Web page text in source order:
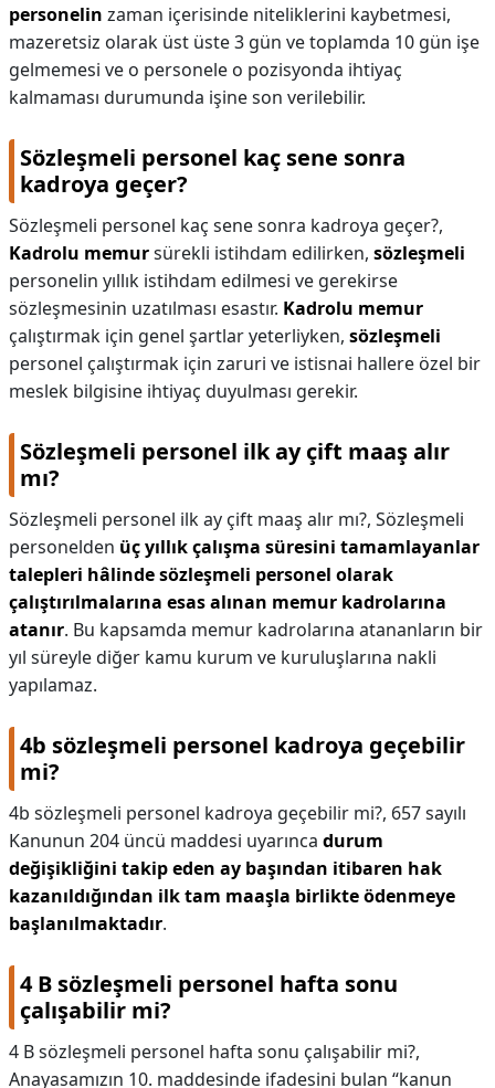
personelin zaman içerisinde niteliklerini kaybetmesi,
mazeretsiz olarak üst üste 3 gün ve toplamda 10 gün işe
gelmemesi ve o personele o pozisyonda ihtiyaç
kalmaması durumunda işine son verilebilir.
Sözleşmeli personel kaç sene sonra
kadroya geçer?
Sözleşmeli personel kaç sene sonra kadroya geçer?,
Kadrolu memursürekli istihdam edilirken, sözleşmeli
personelin yıllık istihdam edilmesi ve gerekirse
sözleşmesinin uzatılması esastır. Kadrolu memur
çalıştırmak için genel şartlar yeterliyken, sözleşmeli
personel çalıştırmak için zaruri ve istisnai hallere özel bir
meslek bilgisine ihtiyaç duyulması gerekir.
Sözleşmeli personel ilk ay çift maaş alır
mı?
Sözleşmeli personel ilk ay çift maaş alır mı?, Sözleşmeli
personelden üç yıllık çalışma süresini tamamlayanlar
talepleri hâlinde sözleşmeli personel olarak
çalıştırılmalarına esas alınan memur kadrolarına
atanır. Bu kapsamda memur kadrolarına atananların bir
yıl süreyle diğer kamu kurum ve kuruluşlarına nakli
yapılamaz.
4b sözleşmeli personel kadroya geçebilir
mi?
4b sözleşmeli personel kadroya geçebilir mi?, 657 sayılı
Kanunun 204 üncü maddesi uyarınca durum
değişikliğini takip eden ay başından itibaren hak
kazanıldığından ilk tam maaşla birlikte ödenmeye
başlanılmaktadır.
4 B sözleşmeli personel hafta sonu
çalışabilir mi?
4 B sözleşmeli personel hafta sonu çalışabilir mi?,
Anayasamızın 10. maddesinde ifadesini bulan “kanun